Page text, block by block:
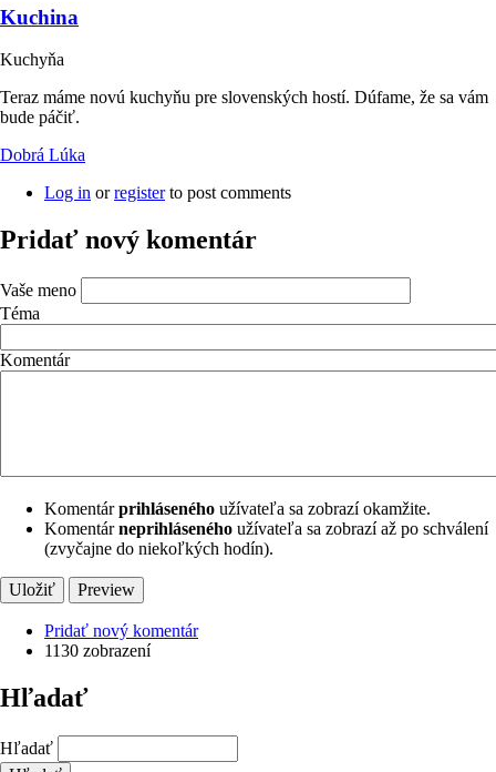
Kuchina
Kuchyňa
Teraz máme novú kuchyňu pre slovenských hostí. Dúfame, že sa vám
bude páčiť.
Dobrá Lúka
Log in orregisterto post comments
Pridať nový komentár
Vaše meno
Téma
Komentár
Komentárprihláseného užívateľa sa zobrazí okamžite.
Komentárneprihláseného užívateľa sa zobrazí až po schválení
(zvyčajne do niekoľkých hodín).
Pridať nový komentár
1130 zobrazení
Hľadať
Hľadať